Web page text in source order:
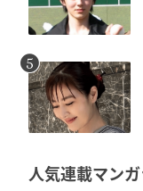
人気連載マン